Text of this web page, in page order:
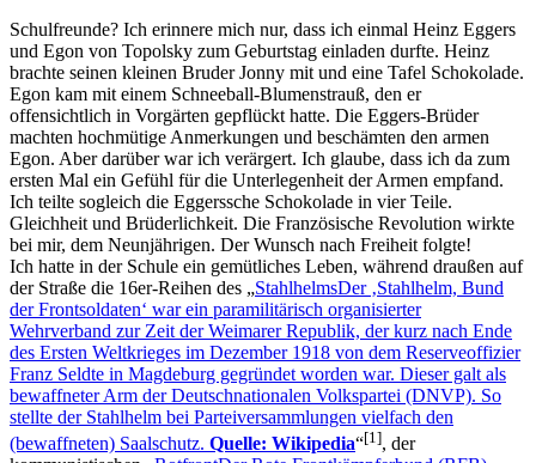
Schulfreunde? Ich erinnere mich nur, dass ich einmal Heinz Eggers
und Egon von Topolsky zum Geburtstag einladen durfte. Heinz
brachte seinen kleinen Bruder Jonny mit und eine Tafel Schokolade.
Egon kam mit einem Schneeball-Blumenstrauß, den er
offensichtlich in Vorgärten gepflückt hatte. Die Eggers-Brüder
machten hochmütige Anmerkungen und beschämten den armen
Egon. Aber darüber war ich verärgert. Ich glaube, dass ich da zum
ersten Mal ein Gefühl für die Unterlegenheit der Armen empfand.
Ich teilte sogleich die Eggerssche Schokolade in vier Teile.
Gleichheit und Brüderlichkeit. Die Französische Revolution wirkte
bei mir, dem Neunjährigen. Der Wunsch nach Freiheit folgte!
Ich hatte in der Schule ein gemütliches Leben, während draußen auf
der Straße die 16er-Reihen des
StahlhelmsDer Stahlhelm, Bund
der Frontsoldaten war ein paramilitärisch organisierter
Wehrverband zur Zeit der Weimarer Republik, der kurz nach Ende
des Ersten Weltkrieges im Dezember 1918 von dem Reserveoffizier
Franz Seldte in Magdeburg gegründet worden war. Dieser galt als
bewaffneter Arm der Deutschnationalen Volkspartei (DNVP). So
stellte der Stahlhelm bei Parteiversammlungen vielfach den
(bewaffneten) Saalschutz. Quelle: Wikipedia [1], der